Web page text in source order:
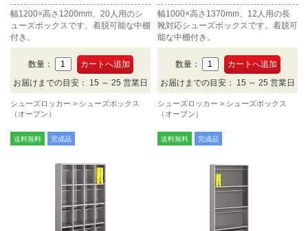
幅1200×高さ1200mm、20人用のシ
ューズボックスです。着脱可能な中棚
付き。
数量：
お届けまでの目安： 15 ～ 25 営業日
シューズロッカー
シューズボックス
（オープン）
幅1000×高さ1370mm、12人用の長
靴対応シューズボックスです。着脱可
能な中棚付き。
数量：
お届けまでの目安： 15 ～ 25 営業日
シューズロッカー
シューズボックス
（オープン）
送料無料 完成品 送料無料 完成品